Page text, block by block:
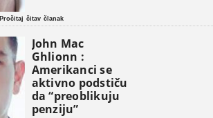
Pročitaj čitav članak
John Mac
Ghlionn :
Amerikanci se
aktivno podstiču
da “preoblikuju
penziju”